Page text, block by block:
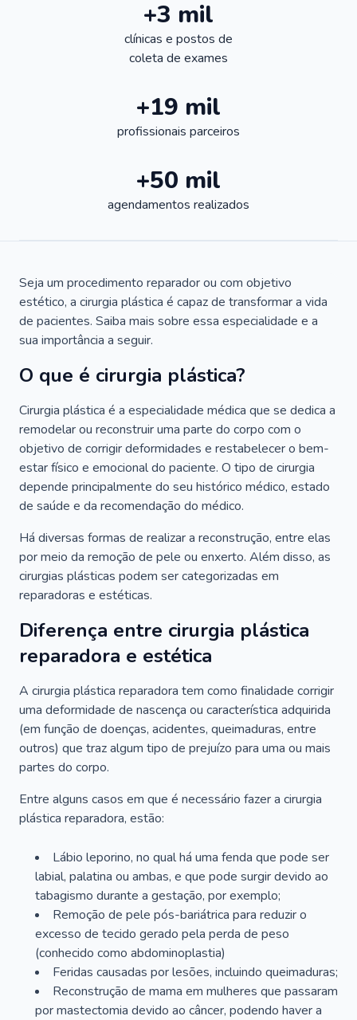
+3 mil
clínicas e postos de
coleta de exames
+19 mil
profissionais parceiros
+50 mil
agendamentos realizados
Seja um procedimento reparador ou com objetivo
estético, a cirurgia plástica é capaz de transformar a vida
de pacientes. Saiba mais sobre essa especialidade e a
sua importância a seguir.
O que é cirurgia plástica?
Cirurgia plástica é a especialidade médica que se dedica a
remodelar ou reconstruir uma parte do corpo com o
objetivo de corrigir deformidades e restabelecer o bem-
estar físico e emocional do paciente. O tipo de cirurgia
depende principalmente do seu histórico médico, estado
de saúde e da recomendação do médico.
Há diversas formas de realizar a reconstrução, entre elas
por meio da remoção de pele ou enxerto. Além disso, as
cirurgias plásticas podem ser categorizadas em
reparadoras e estéticas.
Diferença entre cirurgia plástica
reparadora e estética
A cirurgia plástica reparadora tem como finalidade corrigir
uma deformidade de nascença ou característica adquirida
(em função de doenças, acidentes, queimaduras, entre
outros) que traz algum tipo de prejuízo para uma ou mais
partes do corpo.
Entre alguns casos em que é necessário fazer a cirurgia
plástica reparadora, estão:
Lábio leporino, no qual há uma fenda que pode ser
labial, palatina ou ambas, e que pode surgir devido ao
tabagismo durante a gestação, por exemplo;
Remoção de pele pós-bariátrica para reduzir o
excesso de tecido gerado pela perda de peso
(conhecido como abdominoplastia)
Feridas causadas por lesões, incluindo queimaduras;
Reconstrução de mama em mulheres que passaram
por mastectomia devido ao câncer, podendo haver a